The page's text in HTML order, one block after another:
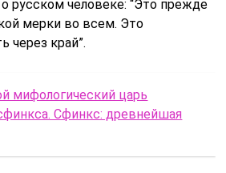
русском человеке: “Это прежде
мерки во всем. Это
через край”.
мифологический царь
Сфинкс: древнейшая